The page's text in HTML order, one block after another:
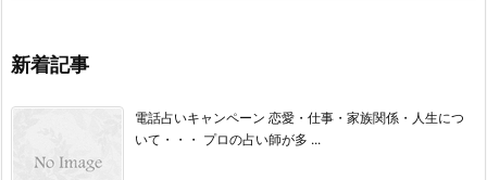
新着記事
電話占いキャンペーン 恋愛・仕事・家族関係・人生につ
いて・・・ プロの占い師が多 ...